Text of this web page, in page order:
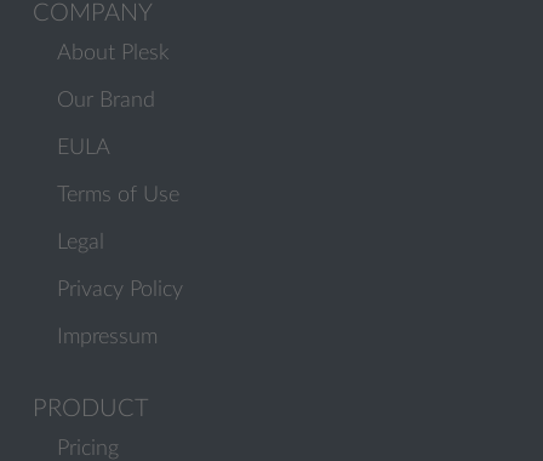
COMPANY
About Plesk
Our Brand
EULA
Terms of Use
Legal
Privacy Policy
Impressum
PRODUCT
Pricing